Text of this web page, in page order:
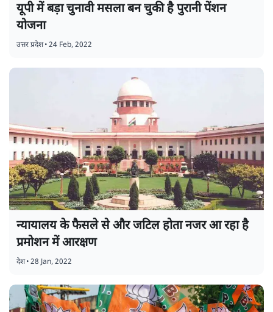
यूपी में बड़ा चुनावी मसला बन चुकी है पुरानी पेंशन
योजना
उत्तर प्रदेश•24 Feb, 2022
न्यायालय के फैसले से और जटिल होता नजर आ रहा है
प्रमोशन में आरक्षण
देश•28 Jan, 2022